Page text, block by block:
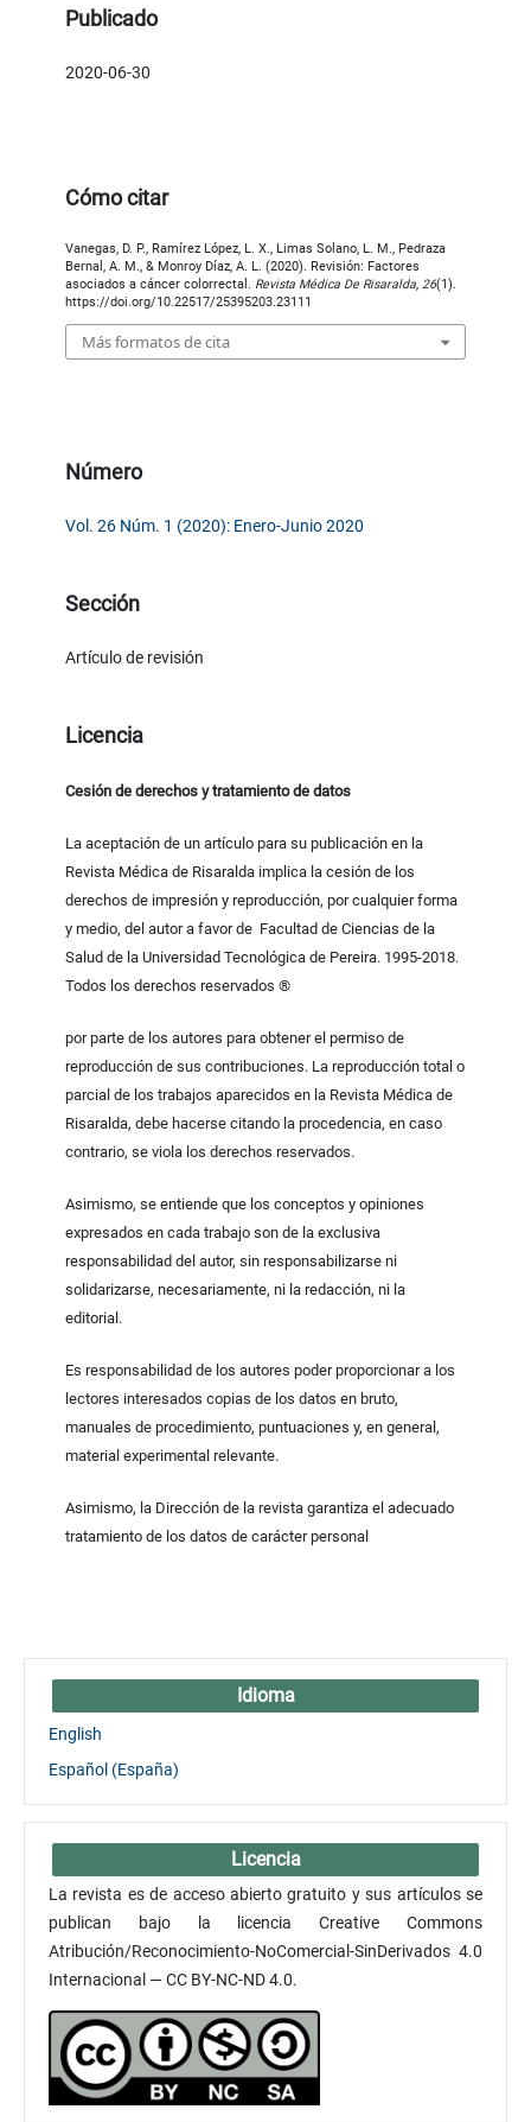
Publicado
2020-06-30
Cómo citar
Vanegas, D. P., Ramírez López, L. X., Limas Solano, L. M., Pedraza
Bernal, A. M., & Monroy Díaz, A. L. (2020). Revisión: Factores
asociados a cáncer colorrectal. Revista Médica De Risaralda,26(1).
https://doi.org/10.22517/25395203.23111
Más formatos de cita
Número
Vol. 26 Núm. 1 (2020): Enero-Junio 2020
Sección
Artículo de revisión
Licencia
Cesión de derechos y tratamiento de datos
La aceptación de un artículo para su publicación en la
Revista Médica de Risaralda implica la cesión de los
derechos de impresión y reproducción, por cualquier forma
y medio, del autor a favor de Facultad de Ciencias de la
Salud de la Universidad Tecnológica de Pereira. 1995-2018.
Todos los derechos reservados ®
por parte de los autores para obtener el permiso de
reproducción de sus contribuciones. La reproducción total o
parcial de los trabajos aparecidos en la Revista Médica de
Risaralda, debe hacerse citando la procedencia, en caso
contrario, se viola los derechos reservados.
Asimismo, se entiende que los conceptos y opiniones
expresados en cada trabajo son de la exclusiva
responsabilidad del autor, sin responsabilizarse ni
solidarizarse, necesariamente, ni la redacción, ni la
editorial.
Es responsabilidad de los autores poder proporcionar a los
lectores interesados copias de los datos en bruto,
manuales de procedimiento, puntuaciones y, en general,
material experimental relevante.
Asimismo, la Dirección de la revista garantiza el adecuado
tratamiento de los datos de carácter personal
Idioma
English
Español (España)
Licencia
La revista es de acceso abierto gratuito y sus artículos se
publican bajo la licencia Creative Commons
Atribución/Reconocimiento-NoComercial-SinDerivados 4.0
Internacional — CC BY-NC-ND 4.0.